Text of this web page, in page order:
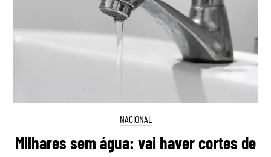
NACIONAL
Milhares sem água: vai haver cortes de